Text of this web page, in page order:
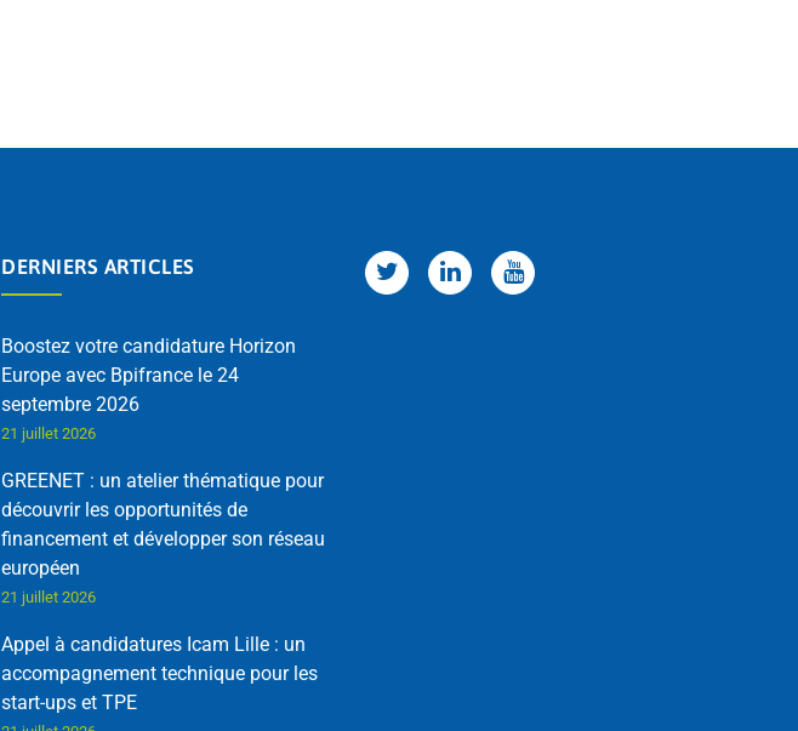
DERNIERS ARTICLES
Boostez votre candidature Horizon
Europe avec Bpifrance le 24
septembre 2026
21 juillet 2026
GREENET : un atelier thématique pour
découvrir les opportunités de
financement et développer son réseau
européen
21 juillet 2026
Appel à candidatures Icam Lille : un
accompagnement technique pour les
start-ups et TPE